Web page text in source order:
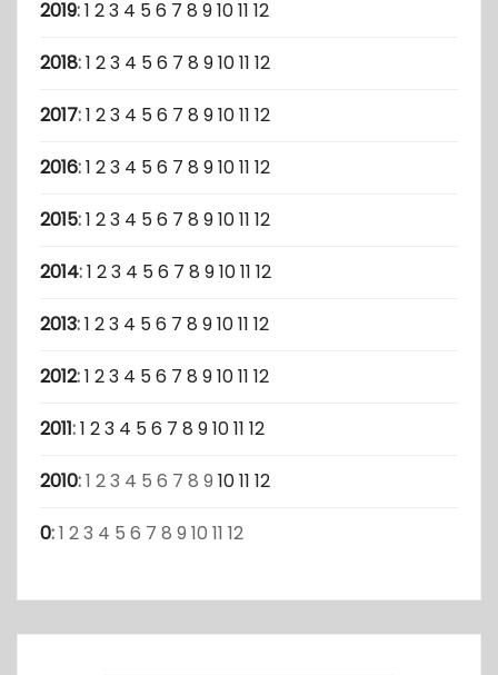
2019:1 23 4 56 7 8 91011 12
2018:1 23 4 56 7 8 91011 12
2017:1 23 4 56 7 8 91011 12
2016:1 23 4 56 7 8 91011 12
2015:1 23 4 56 7 8 91011 12
2014:1 23 4 56 7 8 91011 12
2013:1 23 4 56 7 8 91011 12
2012:1 23 4 56 7 8 91011 12
2011:1 23 4 56 7 8 91011 12
2010:1 23 4 5 6 7 8 9 1011 12
0:1 23 4 5 6 7 8 9 10 11 12